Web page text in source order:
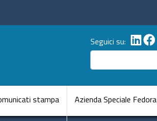
Seguici su:
Cerca
principale
stampa Azienda Speciale Fedora